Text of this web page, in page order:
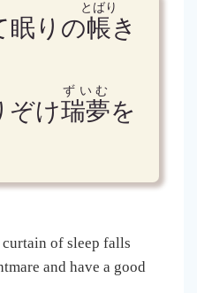
眠りの帳
とばり
き
ぞけ瑞夢
ずいむ
を
of sleep falls
and have a good